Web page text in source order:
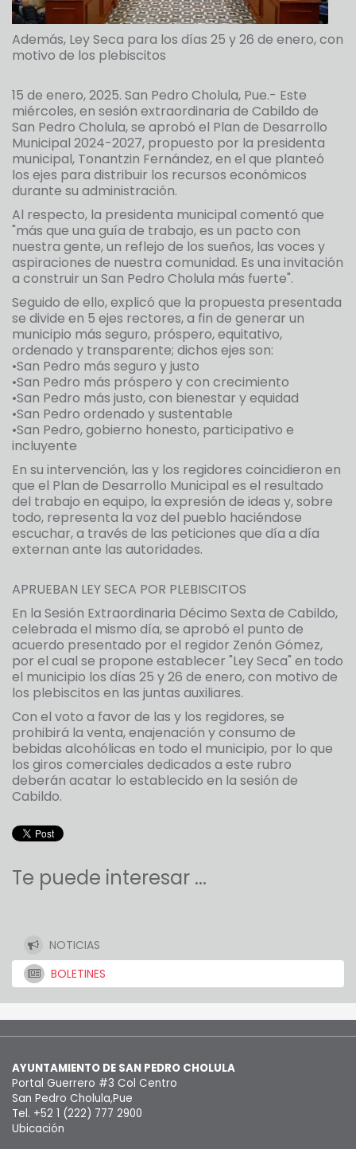
Además, Ley Seca para los días 25 y 26 de enero, con
motivo de los plebiscitos
15 de enero, 2025. San Pedro Cholula, Pue.- Este
miércoles, en sesión extraordinaria de Cabildo de
San Pedro Cholula, se aprobó el Plan de Desarrollo
Municipal 2024-2027, propuesto por la presidenta
municipal, Tonantzin Fernández, en el que planteó
los ejes para distribuir los recursos económicos
durante su administración.
Al respecto, la presidenta municipal comentó que
"más que una guía de trabajo, es un pacto con
nuestra gente, un reflejo de los sueños, las voces y
aspiraciones de nuestra comunidad. Es una invitación
a construir un San Pedro Cholula más fuerte".
Seguido de ello, explicó que la propuesta presentada
se divide en 5 ejes rectores, a fin de generar un
municipio más seguro, próspero, equitativo,
ordenado y transparente; dichos ejes son:
•San Pedro más seguro y justo
•San Pedro más próspero y con crecimiento
•San Pedro más justo, con bienestar y equidad
•San Pedro ordenado y sustentable
•San Pedro, gobierno honesto, participativo e
incluyente
En su intervención, las y los regidores coincidieron en
que el Plan de Desarrollo Municipal es el resultado
del trabajo en equipo, la expresión de ideas y, sobre
todo, representa la voz del pueblo haciéndose
escuchar, a través de las peticiones que día a día
externan ante las autoridades.
APRUEBAN LEY SECA POR PLEBISCITOS
En la Sesión Extraordinaria Décimo Sexta de Cabildo,
celebrada el mismo día, se aprobó el punto de
acuerdo presentado por el regidor Zenón Gómez,
por el cual se propone establecer "Ley Seca" en todo
el municipio los días 25 y 26 de enero, con motivo de
los plebiscitos en las juntas auxiliares.
Con el voto a favor de las y los regidores, se
prohibirá la venta, enajenación y consumo de
bebidas alcohólicas en todo el municipio, por lo que
los giros comerciales dedicados a este rubro
deberán acatar lo establecido en la sesión de
Cabildo.
Te puede interesar ...
NOTICIAS
BOLETINES
AYUNTAMIENTO DE SAN PEDRO CHOLULA
Portal Guerrero #3 Col Centro
San Pedro Cholula,Pue
Tel. +52 1 (222) 777 2900
Ubicación